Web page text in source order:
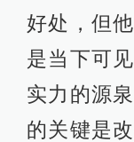
好处，但
是当下可
实力的源
的关键是